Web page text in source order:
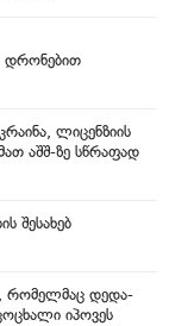
დრონებით
ლიცენზიის
აშშ-ზე სწრაფად
შესახებ
რომელმაც დედა-
იპოვეს